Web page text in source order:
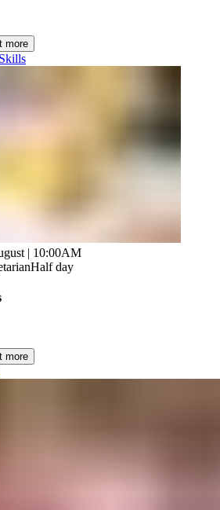
more
| 10:00AM
Half day
more